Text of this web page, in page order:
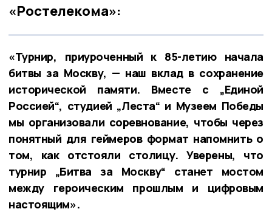
«Ростелекома»:
«Турнир, приуроченный к 85-летию начала
битвы за Москву, — наш вклад в сохранение
исторической памяти. Вместе с „Единой
Россией“, студией „Леста“ и Музеем Победы
мы организовали соревнование, чтобы через
понятный для геймеров формат напомнить о
том, как отстояли столицу. Уверены, что
турнир „Битва за Москву“ станет мостом
между героическим прошлым и цифровым
настоящим».